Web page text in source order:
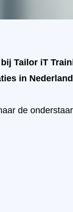
Tailor iT
in
de